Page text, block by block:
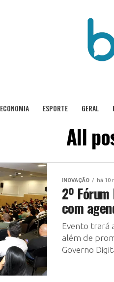
ECONOMIA ESPORTE GERAL
All
INOVAÇÃO há 10
2º
com
Evento trará
além de
Governo